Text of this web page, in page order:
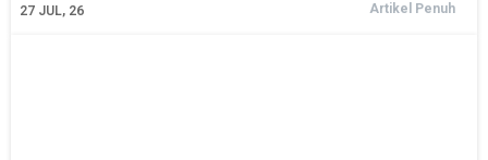
27 JUL, 26 Artikel Penuh